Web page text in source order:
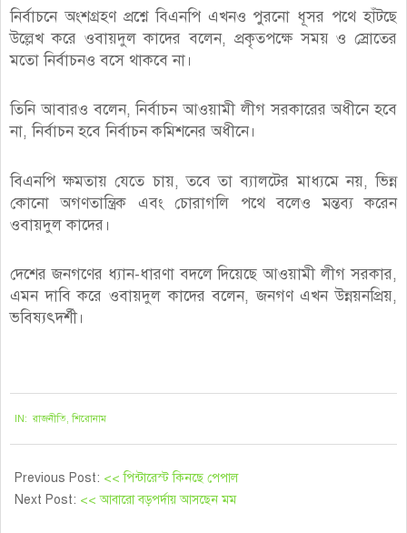
নির্বাচনে অংশগ্রহণ প্রশ্নে বিএনপি এখনও পুরনো ধূসর পথে হাঁটছে
উল্লেখ করে ওবায়দুল কাদের বলেন, প্রকৃতপক্ষে সময় ও স্রোতের
মতো নির্বাচনও বসে থাকবে না।
তিনি আবারও বলেন, নির্বাচন আওয়ামী লীগ সরকারের অধীনে হবে
না, নির্বাচন হবে নির্বাচন কমিশনের অধীনে।
বিএনপি ক্ষমতায় যেতে চায়, তবে তা ব্যালটের মাধ্যমে নয়, ভিন্ন
কোনো অগণতান্ত্রিক এবং চোরাগলি পথে বলেও মন্তব্য করেন
ওবায়দুল কাদের।
দেশের জনগণের ধ্যান-ধারণা বদলে দিয়েছে আওয়ামী লীগ সরকার,
এমন দাবি করে ওবায়দুল কাদের বলেন, জনগণ এখন উন্নয়নপ্রিয়,
ভবিষ্যৎদর্শী।
IN: রাজনীতি,শিরোনাম
Previous Post: << পিন্টারেস্ট কিনছে পেপাল
Next Post: << আবারো বড়পর্দায় আসছেন মম